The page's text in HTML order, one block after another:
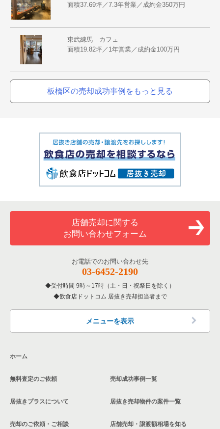
面積37.69坪／7.3年営業／成約金350万円
東武練馬 カフェ
面積19.82坪／1年営業／成約金100万円
板橋区の売却成功事例をもっと見る
店舗売却に関する
お問い合わせフォーム
お電話でのお問い合わせ先
03-6452-2190
受付時間 9時～17時（土・日・祝祭日を除く）
飲食店ドットコム 居抜き売却担当者まで
メニューを表示
ホーム
無料査定のご依頼
居抜きプラスについて
売却のご依頼・ご相談
売却成功事例一覧
居抜き売却物件の案件一覧
店舗売却・譲渡額相場を知る